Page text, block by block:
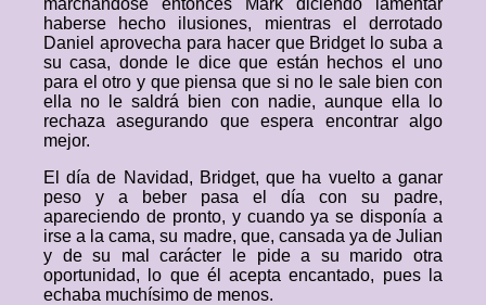
marchándose entonces Mark diciendo lamentar
haberse hecho ilusiones, mientras el derrotado
Daniel aprovecha para hacer que Bridget lo suba a
su casa, donde le dice que están hechos el uno
para el otro y que piensa que si no le sale bien con
ella no le saldrá bien con nadie, aunque ella lo
rechaza asegurando que espera encontrar algo
mejor.
El día de Navidad, Bridget, que ha vuelto a ganar
peso y a beber pasa el día con su padre,
apareciendo de pronto, y cuando ya se disponía a
irse a la cama, su madre, que, cansada ya de Julian
y de su mal carácter le pide a su marido otra
oportunidad, lo que él acepta encantado, pues la
echaba muchísimo de menos.